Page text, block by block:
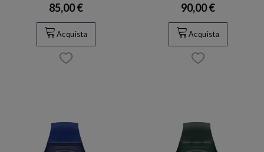
85,00 €
Acquista
90,00 €
Acquista